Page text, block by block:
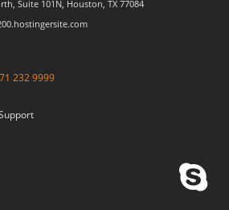
Suite 101N, Houston, TX 77084
232 9999